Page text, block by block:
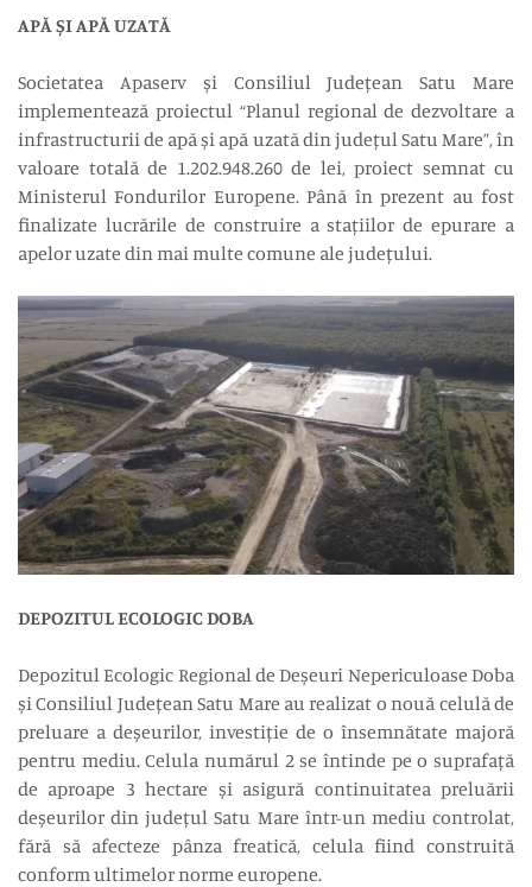
APĂ ȘI APĂ UZATĂ
Societatea Apaserv și Consiliul Județean Satu Mare
implementează proiectul “Planul regional de dezvoltare a
infrastructurii de apă și apă uzată din județul Satu Mare”, în
valoare totală de 1.202.948.260 de lei, proiect semnat cu
Ministerul Fondurilor Europene. Până în prezent au fost
finalizate lucrările de construire a stațiilor de epurare a
apelor uzate din mai multe comune ale județului.
DEPOZITUL ECOLOGIC DOBA
Depozitul Ecologic Regional de Deșeuri Nepericuloase Doba
și Consiliul Județean Satu Mare au realizat o nouă celulă de
preluare a deșeurilor, investiție de o însemnătate majoră
pentru mediu. Celula numărul 2 se întinde pe o suprafață
de aproape 3 hectare și asigură continuitatea preluării
deșeurilor din județul Satu Mare într-un mediu controlat,
fără să afecteze pânza freatică, celula fiind construită
conform ultimelor norme europene.